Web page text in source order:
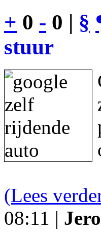
+ 0 - 0 | §
stuur
(Lees
08:11 |